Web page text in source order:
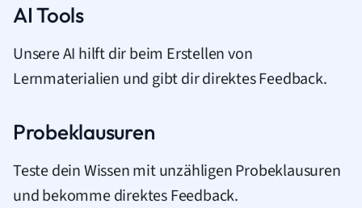
AI Tools
Unsere AI hilft dir beim Erstellen von
Lernmaterialien und gibt dir direktes Feedback.
Probeklausuren
Teste dein Wissen mit unzähligen Probeklausuren
und bekomme direktes Feedback.